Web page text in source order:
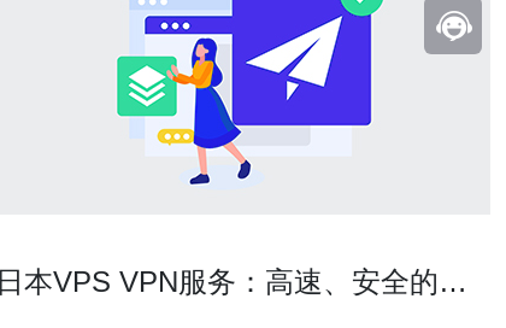
日本VPS VPN服务：高速、安全的网